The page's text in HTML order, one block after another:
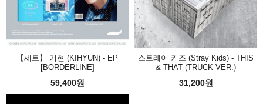
【세트】 기현 (KIHYUN) - EP
[BORDERLINE]
59,400원
스트레이 키즈 (Stray Kids) - THIS
& THAT (TRUCK VER.)
31,200원